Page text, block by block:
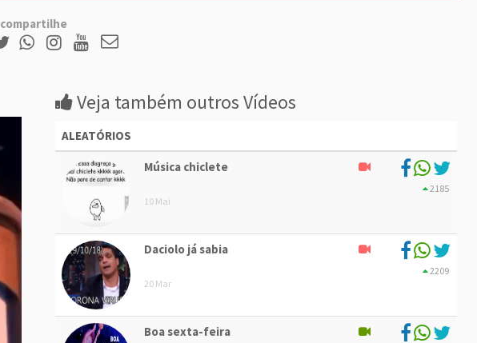
compartilhe
Veja também outros Vídeos
ALEATÓRIOS
Música chiclete
10 Mai
2185
Daciolo já sabia
20 Mar
2209
Boa sexta-feira